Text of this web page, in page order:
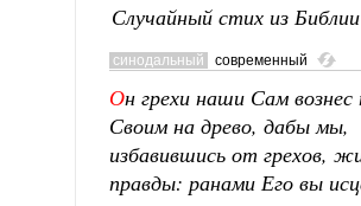
Случайный стих из Библии